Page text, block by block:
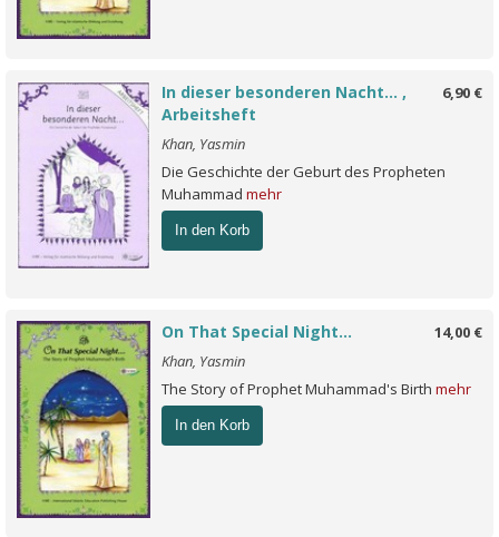
6,90 €
In dieser besonderen Nacht... ,
Arbeitsheft
Khan, Yasmin
Die Geschichte der Geburt des Propheten
Muhammad mehr
In den Korb
14,00 €
On That Special Night...
Khan, Yasmin
The Story of Prophet Muhammad's Birth mehr
In den Korb